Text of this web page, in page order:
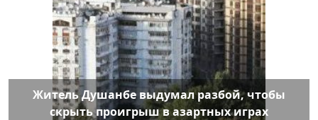
Житель Душанбе выдумал разбой, чтобы
скрыть проигрыш в азартных играх